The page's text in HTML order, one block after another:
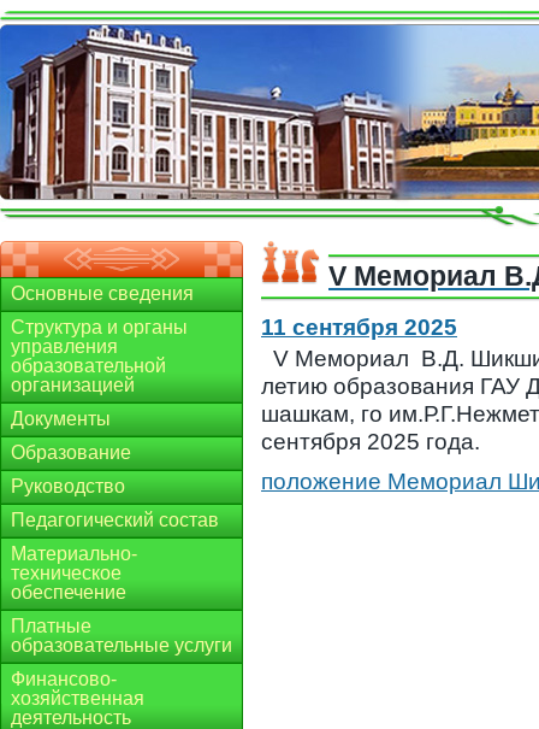
Основные сведения
Структура и органы
управления
образовательной
организацией
Документы
Образование
Руководство
Педагогический состав
Материально-
техническое
обеспечение
Платные
образовательные услуги
Финансово-
хозяйственная
деятельность
V Мемориал
11 сентября 2025
V Мемориал В.Д.
летию образования
шашкам, го
сентября 2025 года.
положение Мемориал